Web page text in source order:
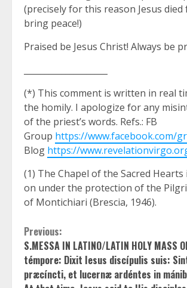
(precisely for this reason Jesus
bring peace!)
Praised be Jesus Christ! Always be
(*) This comment is written in real
the homily. I apologize for any
of the priest’s words. Refs.: FB
Group https://www.facebook.com/
Blog https://
(1) The Chapel of the Sacred
on under the protection of the
of Montichiari (Brescia, 1946).
Continue
Reading
Previous:
S.MESSA IN LATINO/LATIN HOLY MASS
témpore: Dixit Iesus discípulis suis:
præcíncti, et lucernæ ardéntes in